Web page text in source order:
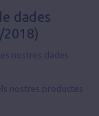
dades
2018)
nostres dades
nostres productes